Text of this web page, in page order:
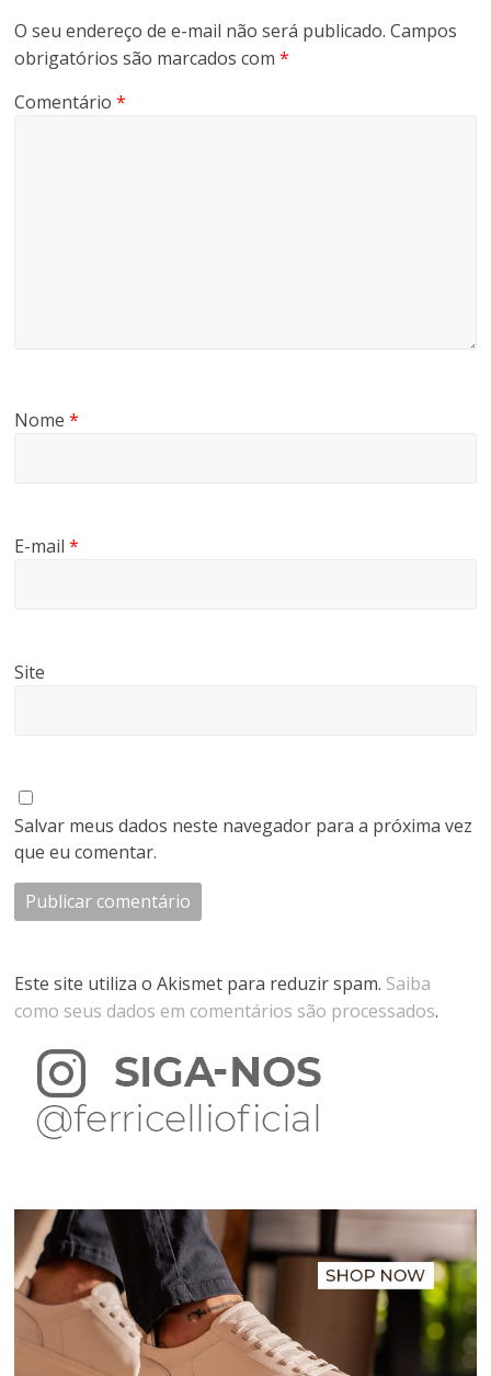
O seu endereço de e-mail não será publicado. Campos
obrigatórios são marcados com*
Comentário*
Nome*
E-mail*
Site
Salvar meus dados neste navegador para a próxima vez
que eu comentar.
Este site utiliza o Akismet para reduzir spam. Saiba
como seus dados em comentários são processados.